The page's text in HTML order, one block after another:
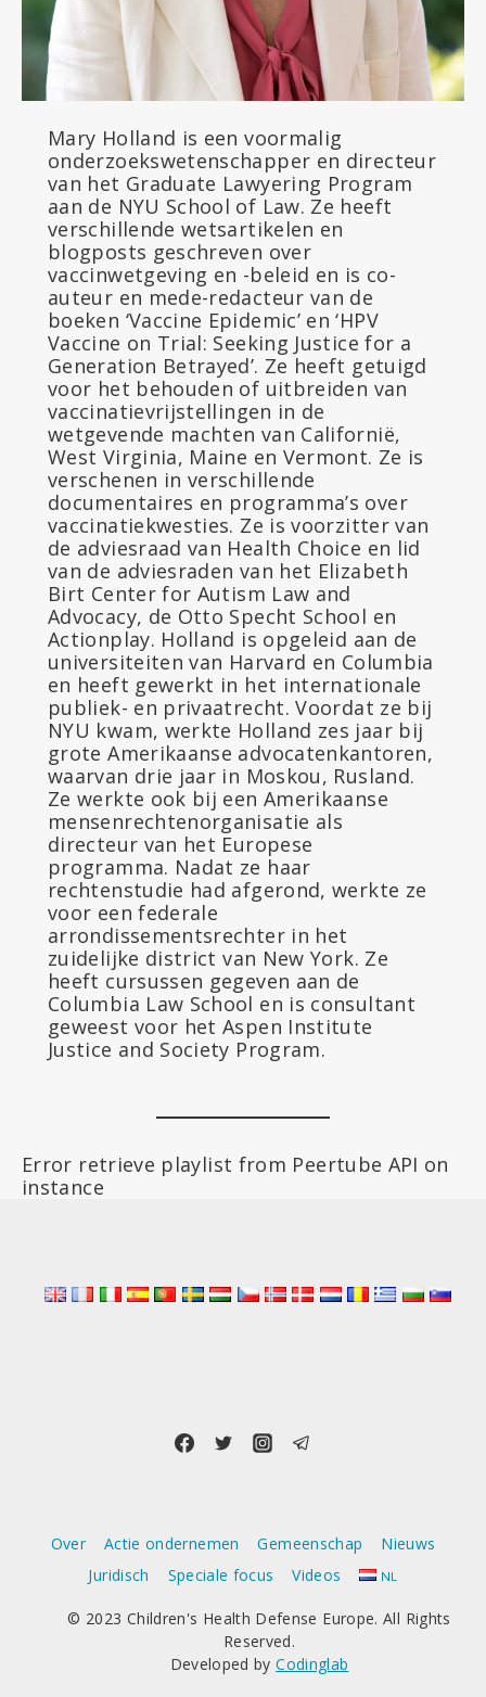
Mary Holland is een voormalig
onderzoekswetenschapper en directeur
van het Graduate Lawyering Program
aan de NYU School of Law. Ze heeft
verschillende wetsartikelen en
blogposts geschreven over
vaccinwetgeving en -beleid en is co-
auteur en mede-redacteur van de
boeken ‘Vaccine Epidemic’ en ‘HPV
Vaccine on Trial: Seeking Justice for a
Generation Betrayed’. Ze heeft getuigd
voor het behouden of uitbreiden van
vaccinatievrijstellingen in de
wetgevende machten van Californië,
West Virginia, Maine en Vermont. Ze is
verschenen in verschillende
documentaires en programma’s over
vaccinatiekwesties. Ze is voorzitter van
de adviesraad van Health Choice en lid
van de adviesraden van het Elizabeth
Birt Center for Autism Law and
Advocacy, de Otto Specht School en
Actionplay. Holland is opgeleid aan de
universiteiten van Harvard en Columbia
en heeft gewerkt in het internationale
publiek- en privaatrecht. Voordat ze bij
NYU kwam, werkte Holland zes jaar bij
grote Amerikaanse advocatenkantoren,
waarvan drie jaar in Moskou, Rusland.
Ze werkte ook bij een Amerikaanse
mensenrechtenorganisatie als
directeur van het Europese
programma. Nadat ze haar
rechtenstudie had afgerond, werkte ze
voor een federale
arrondissementsrechter in het
zuidelijke district van New York. Ze
heeft cursussen gegeven aan de
Columbia Law School en is consultant
geweest voor het Aspen Institute
Justice and Society Program.
Error retrieve playlist from Peertube API on
instance
Over Actie ondernemen Gemeenschap
Nieuws
Juridisch
Speciale focus Videos NL
© 2023 Children's Health Defense Europe. All Rights
Reserved.
Developed byCodinglab